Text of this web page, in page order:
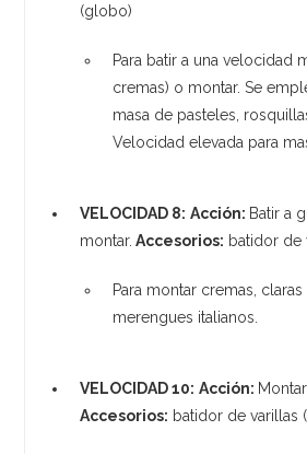
(globo)
Para batir a una velocidad
cremas) o montar. Se
masa de pasteles,
Velocidad elevada para
VELOCIDAD 8: Acción: Batir a
montar. Accesorios: batidor de
Para montar cremas,
merengues italianos.
VELOCIDAD 10: Acción:
Accesorios: batidor de varillas